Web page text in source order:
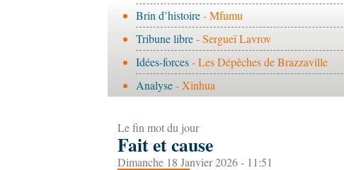
Brin d’histoire- Mfumu
Tribune libre- Sergueï Lavrov
Idées-forces- Les Dépêches de Brazzaville
Analyse- Xinhua
Le fin mot du jour
Fait et cause
Dimanche 18 Janvier 2026 - 11:51